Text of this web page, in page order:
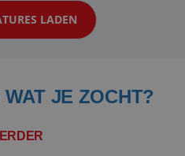
vragen ...
LADEN
JE ZOCHT?